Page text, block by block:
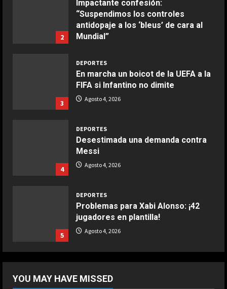
COCINA
Ensalada de espinacas deliciosa
COCINA
aire
COCINA
Buñuelos de alcachofas
5
COCINA
Ternera guisada con senderuelas
2
Impactante confesión:
“Suspendimos los controles
antidopaje a los ‘bleus’ de cara al
Mundial”
3
DEPORTES
En marcha un boicot de la UEFA a la
FIFA si Infantino no dimite
Agosto 4, 2026
4
DEPORTES
Desestimada una demanda contra
Messi
Agosto 4, 2026
5
DEPORTES
Problemas para Xabi Alonso: ¡42
jugadores en plantilla!
Agosto 4, 2026
DEPORTES
jornada
YOU MAY HAVE MISSED